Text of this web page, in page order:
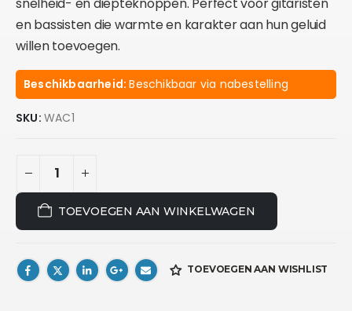
en bassisten die warmte en karakter aan hun geluid
willen toevoegen.
Beschikbaarheid:Beschikbaar via nabestelling
SKU: WAC1
TOEVOEGEN AAN WINKELWAGEN
TOEVOEGEN AAN WISHLIST